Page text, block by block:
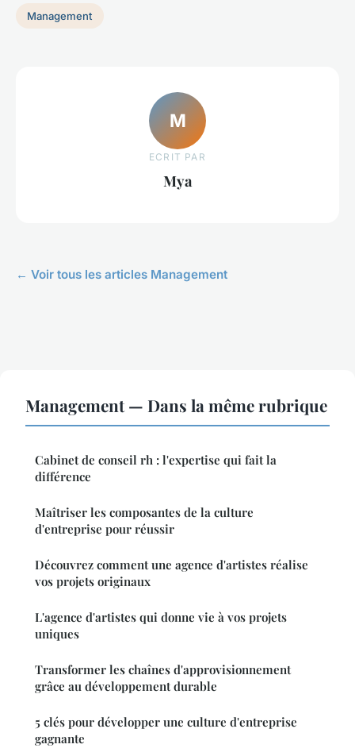
Management
M
ECRIT PAR
Mya
← Voir tous les articles Management
Management — Dans la même rubrique
Cabinet de conseil rh : l'expertise qui fait la
différence
Maîtriser les composantes de la culture
d'entreprise pour réussir
Découvrez comment une agence d'artistes réalise
vos projets originaux
L'agence d'artistes qui donne vie à vos projets
uniques
Transformer les chaînes d'approvisionnement
grâce au développement durable
5 clés pour développer une culture d'entreprise
gagnante